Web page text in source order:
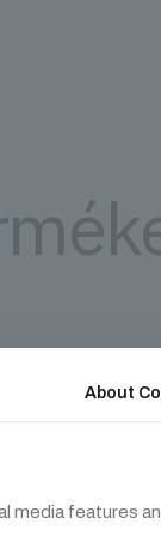
About
media features